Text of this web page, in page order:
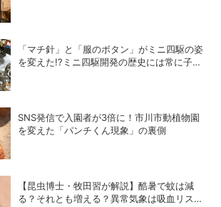
「マチ針」と「服のボタン」がミニ四駆の姿
を変えた!?ミニ四駆開発の歴史には常に子ど
SNS発信で入園者が3倍に！市川市動植物園
を変えた「パンチくん現象」の裏側
【昆虫博士・牧田習が解説】酷暑で蚊は減
る？それとも増える？異常気象は吸血リスク